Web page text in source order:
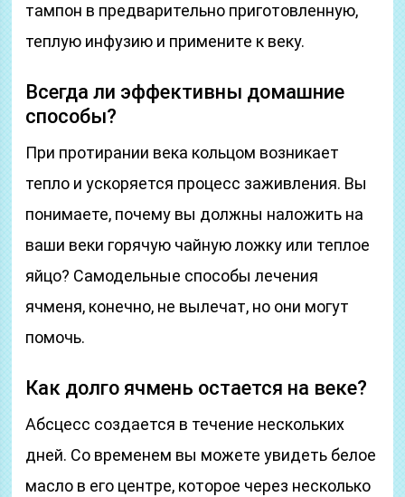
тампон в предварительно приготовленную,
теплую инфузию и примените к веку.
Всегда ли эффективны домашние
способы?
При протирании века кольцом возникает
тепло и ускоряется процесс заживления. Вы
понимаете, почему вы должны наложить на
ваши веки горячую чайную ложку или теплое
яйцо? Самодельные способы лечения
ячменя, конечно, не вылечат, но они могут
помочь.
Как долго ячмень остается на веке?
Абсцесс создается в течение нескольких
дней. Со временем вы можете увидеть белое
масло в его центре, которое через несколько